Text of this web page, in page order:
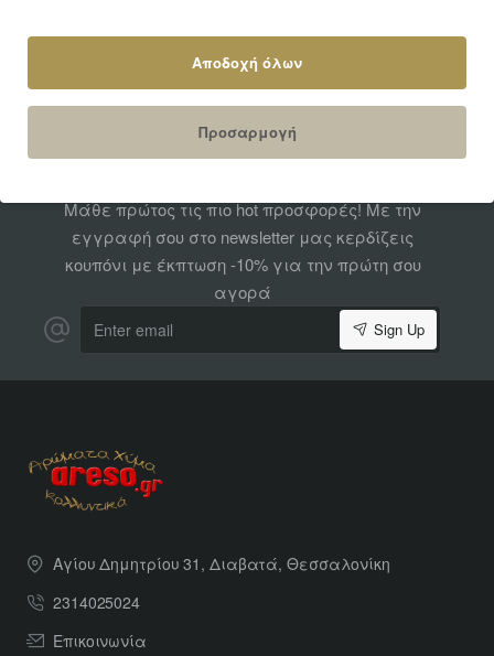
Κάνε Εγγραφή και Κέρδισε
-10%
Μάθε πρώτος τις πιο hot προσφορές! Με την
εγγραφή σου στο newsletter μας κερδίζεις
κουπόνι με έκπτωση -10% για την πρώτη σου
αγορά
email
Sign Up
Αγίου Δημητρίου 31, Διαβατά, Θεσσαλονίκη
2314025024
Επικοινωνία
Αποδοχή όλων
Προσαρμογή